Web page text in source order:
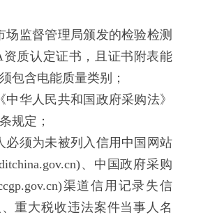
场监督管理局颁发的检验检测
资质认定证书，且证书附表能
包含电能质量类别；
中华人民共和国政府采购法》
规定；
必须为未被列入信用中国网站
、中国政府采购
渠道信用记录失信
重大税收违法案件当事人名